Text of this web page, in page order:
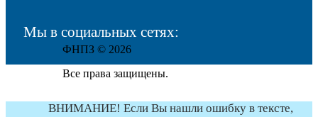
Мы в социальных сетях:
ФНПЗ © 2026
Все права защищены.
ВНИМАНИЕ! Если Вы нашли ошибку в тексте,